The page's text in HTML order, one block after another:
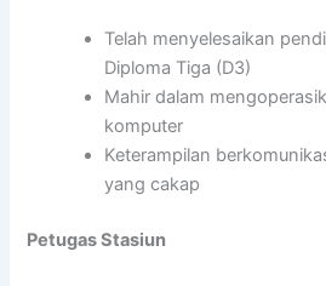
Telah menyelesaikan
Diploma Tiga (D3)
Mahir dalam
komputer
Keterampilan
yang cakap
Petugas Stasiun